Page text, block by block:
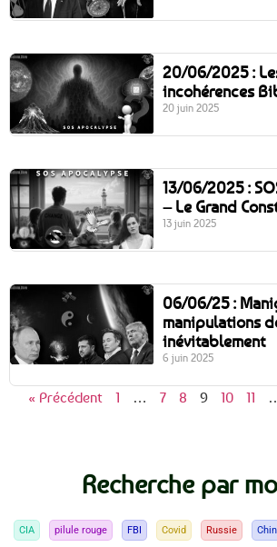
20/06/2025 :
incohérences
20 juin 2025
13/06/2025 :
– Le Grand
13 juin 2025
06/06/25 :
manipulations
inévitablement
6 juin 2025
« Précédent 1 … 7 8 9 10 11
Recherche par
CIA pilule rouge FBI Covid Russie